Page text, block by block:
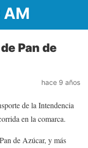
AM
Pan de
hace 9 años
de la Intendencia
en la comarca.
de Azúcar, y más